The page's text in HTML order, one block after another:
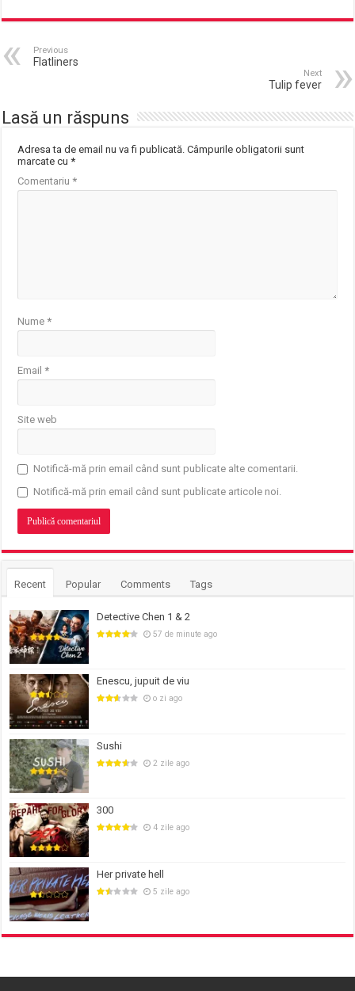
Previous
Flatliners
Next
Tulip fever
Lasă un răspuns
Adresa ta de email nu va fi publicată. Câmpurile obligatorii sunt
marcate cu*
Comentariu*
Nume*
Email*
Site web
Notifică-mă prin email când sunt publicate alte comentarii.
Notifică-mă prin email când sunt publicate articole noi.
Recent Popular Comments Tags
Detective Chen 1 & 2
57 de minute ago
Enescu, jupuit de viu
o zi ago
Sushi
2 zile ago
300
4 zile ago
Her private hell
5 zile ago